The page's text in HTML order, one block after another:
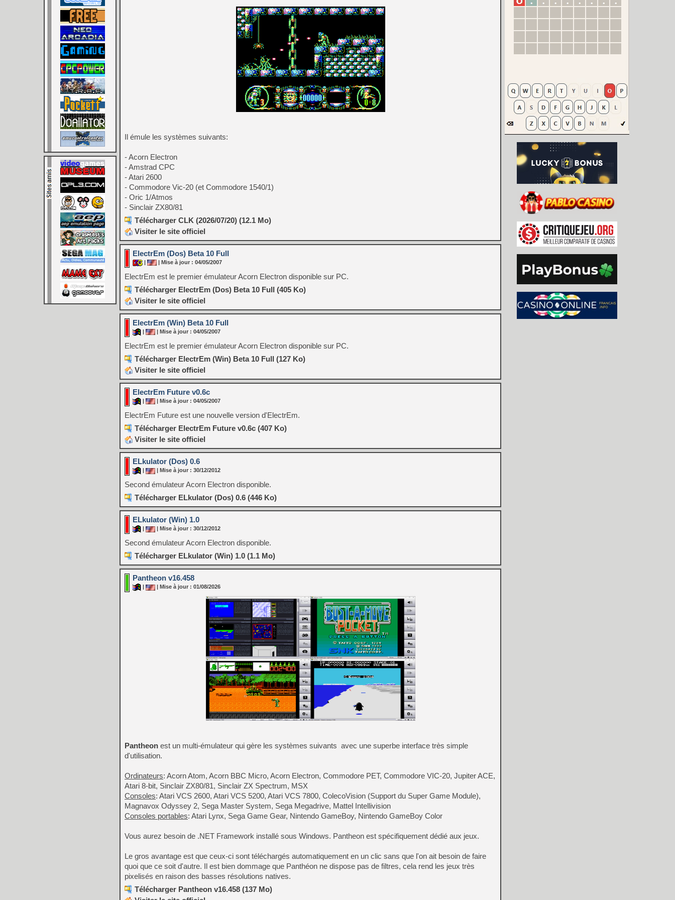
Il émule les systèmes suivants:
- Acorn Electron
- Amstrad CPC
- Atari 2600
- Commodore Vic-20 (et Commodore 1540/1)
- Oric 1/Atmos
- Sinclair ZX80/81
Télécharger CLK (2026/07/20) (12.1 Mo)
Visiter le site officiel
ElectrEm (Dos) Beta 10 Full
| | Mise à jour : 04/05/2007
ElectrEm est le premier émulateur Acorn Electron disponible sur PC.
Télécharger ElectrEm (Dos) Beta 10 Full (405 Ko)
Visiter le site officiel
ElectrEm (Win) Beta 10 Full
| Mise à jour : 04/05/2007
ElectrEm est le premier émulateur Acorn Electron disponible sur PC.
Télécharger ElectrEm (Win) Beta 10 Full (127 Ko)
Visiter le site officiel
ElectrEm Future v0.6c
| Mise à jour : 04/05/2007
ElectrEm Future est une nouvelle version d'ElectrEm.
Télécharger ElectrEm Future v0.6c (407 Ko)
Visiter le site officiel
ELkulator (Dos) 0.6
| Mise à jour : 30/12/2012
Second émulateur Acorn Electron disponible.
Télécharger ELkulator (Dos) 0.6 (446 Ko)
ELkulator (Win) 1.0
| Mise à jour : 30/12/2012
Second émulateur Acorn Electron disponible.
Télécharger ELkulator (Win) 1.0 (1.1 Mo)
Pantheon v16.458
| Mise à jour : 01/08/2026
Pantheon est un multi-émulateur qui gère les systèmes suivants avec une superbe interface très simple
d'utilisation.
Ordinateurs: Acorn Atom, Acorn BBC Micro, Acorn Electron, Commodore PET, Commodore VIC-20, Jupiter ACE,
Atari 8-bit, Sinclair ZX80/81, Sinclair ZX Spectrum, MSX
Consoles: Atari VCS 2600, Atari VCS 5200, Atari VCS 7800, ColecoVision (Support du Super Game Module),
Magnavox Odyssey 2, Sega Master System, Sega Megadrive, Mattel Intellivision
Consoles portables: Atari Lynx, Sega Game Gear, Nintendo GameBoy, Nintendo GameBoy Color
Vous aurez besoin de .NET Framework installé sous Windows. Pantheon est spécifiquement dédié aux jeux.
Le gros avantage est que ceux-ci sont téléchargés automatiquement en un clic sans que l'on ait besoin de faire
quoi que ce soit d'autre. Il est bien dommage que Panthéon ne dispose pas de filtres, cela rend les jeux très
pixelisés en raison des basses résolutions natives.
Télécharger Pantheon v16.458 (137 Mo)